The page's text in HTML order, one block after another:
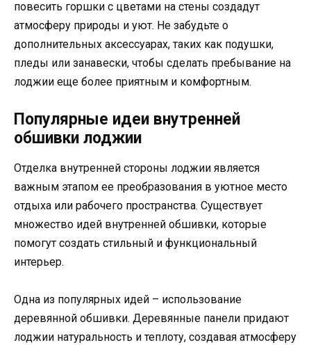
повесить горшки с цветами на стены создадут
атмосферу природы и уют. Не забудьте о
дополнительных аксессуарах, таких как подушки,
пледы или занавески, чтобы сделать пребывание на
лоджии еще более приятным и комфортным.
Популярные идеи внутренней
обшивки лоджии
Отделка внутренней стороны лоджии является
важным этапом ее преобразования в уютное место
отдыха или рабочего пространства. Существует
множество идей внутренней обшивки, которые
помогут создать стильный и функциональный
интерьер.
Одна из популярных идей – использование
деревянной обшивки. Деревянные панели придают
лоджии натуральность и теплоту, создавая атмосферу